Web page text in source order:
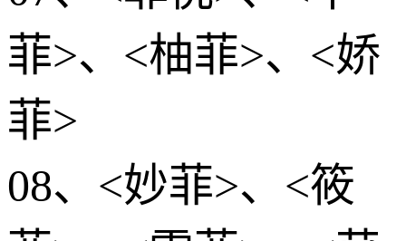
菲>、<柚菲>、<娇
菲>
08、<妙菲>、<筱